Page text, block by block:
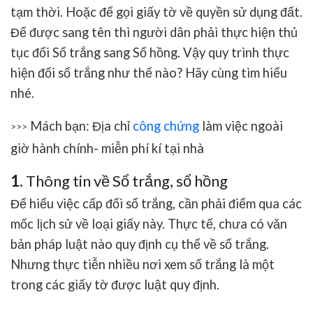
tạm thời. Hoặc để gọi giấy tờ về quyền sử dụng đất.
Để được sang tên thì người dân phải thực hiện thủ
tục đổi Sổ trắng sang Sổ hồng. Vậy quy trình thực
hiện đổi sổ trắng như thế nào? Hãy cùng tìm hiểu
nhé.
>>> Mách bạn: Địa chỉ công chứng làm việc ngoài
giờ hành chính- miễn phí kí tại nhà
1. Thông tin về Sổ trắng, sổ hồng
Để hiểu việc cấp đổi sổ trắng, cần phải điểm qua các
mốc lịch sử về loại giấy này. Thực tế, chưa có văn
bản pháp luật nào quy định cụ thể về sổ trắng.
Nhưng thực tiễn nhiều nơi xem sổ trắng là một
trong các giấy tờ được luật quy định.